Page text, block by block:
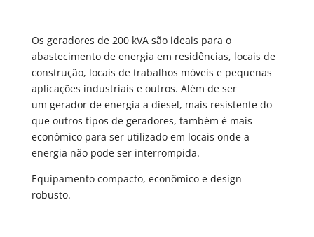
Os geradores de 200 kVA são ideais para o
abastecimento de energia em residências, locais de
construção, locais de trabalhos móveis e pequenas
aplicações industriais e outros. Além de ser
um gerador de energia a diesel, mais resistente do
que outros tipos de geradores, também é mais
econômico para ser utilizado em locais onde a
energia não pode ser interrompida.
Equipamento compacto, econômico e design
robusto.